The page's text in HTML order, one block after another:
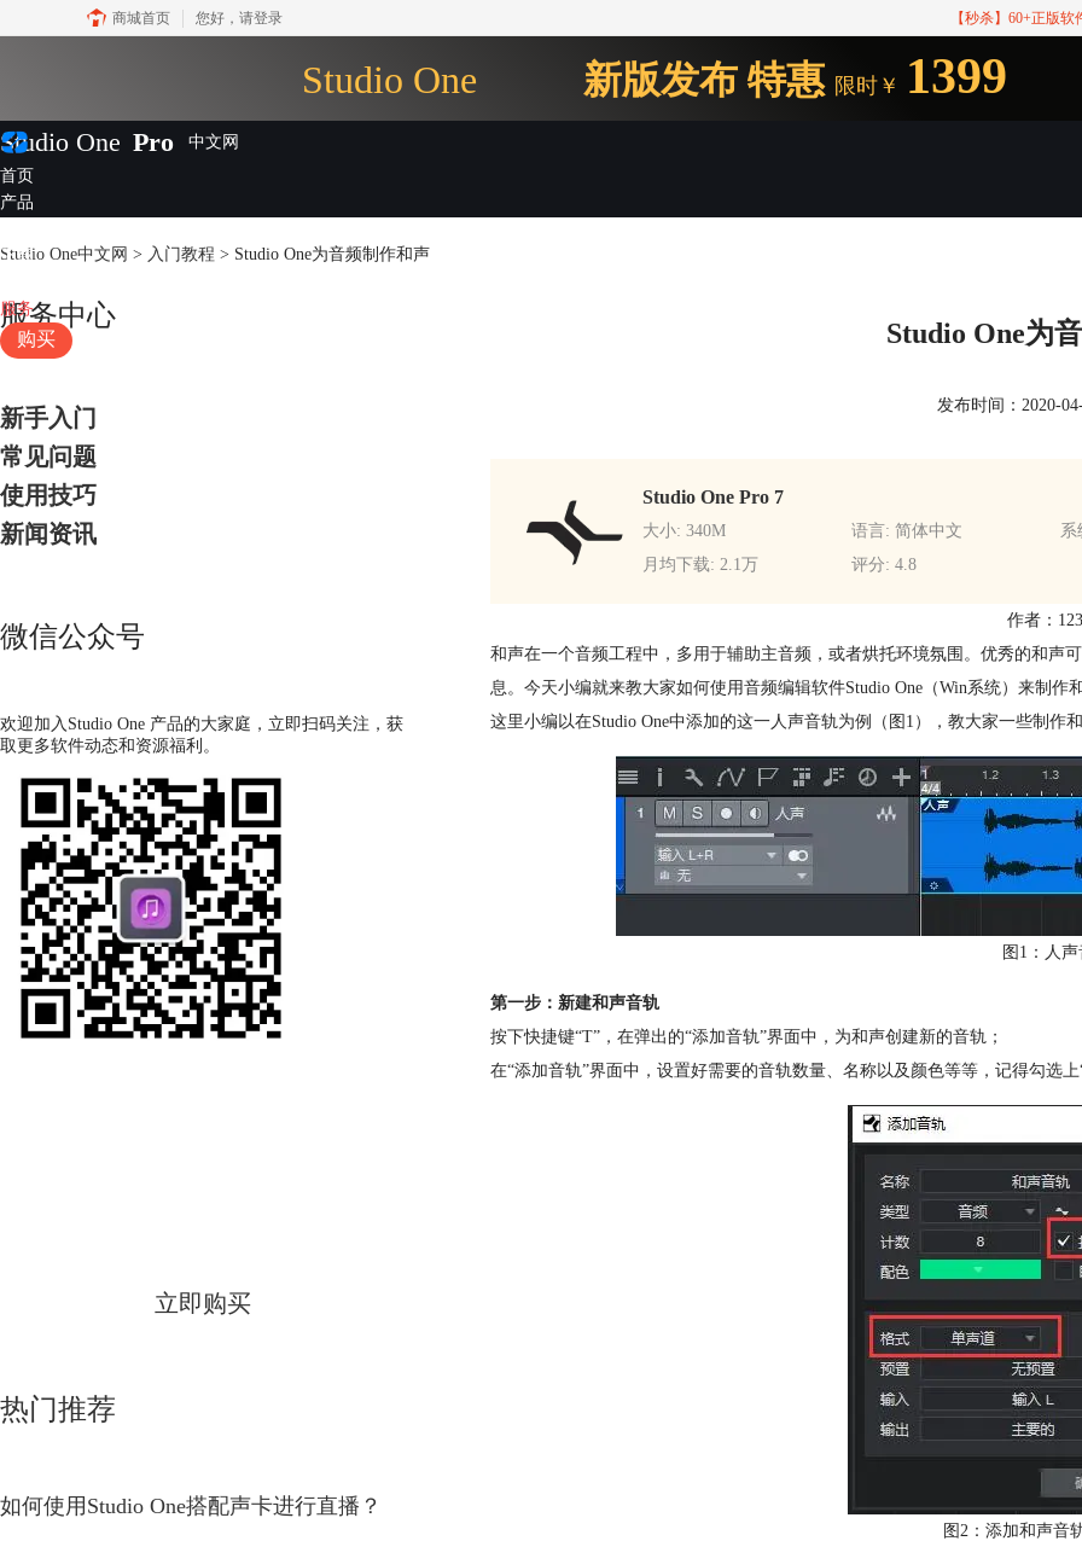
商城首页 您好， 请登录 【秒杀】60+正版
Studio One 新版发布 特惠 限时￥ 1399
Studio One Pro
首页
产品
下载
服务
购买
Studio One中文网 > 入门教程 > Studio One为音频制作和声
服务中心
新手入门
常见问题
使用技巧
新闻资讯
微信公众号
欢迎加入Studio One 产品的大家庭，立即扫码关注，获
取更多软件动态和资源福利。
立即购买
热门推荐
如何使用Studio One搭配声卡进行直播？
Studio One为
发布时间：2020-
Studio One Pro 7
大小: 340M 语言: 简体中文
系
月均下载: 2.1万
评分: 4.8
作者：
和声在一个音频工程中，多用于辅助主音频，或者烘托环境氛围。优秀的和声
息。今天小编就来教大家如何使用音频编辑软件Studio One（Win系统）来制作
这里小编以在Studio One中添加的这一人声音轨为例（图1），教大家一些制作
图1：人
第一步：新建和声音轨
按下快捷键“T”，在弹出的“添加音轨”界面中，为和声创建新的音轨；
在“添加音轨”界面中，设置好需要的音轨数量、名称以及颜色等等，记得勾选
图2：添加和声音